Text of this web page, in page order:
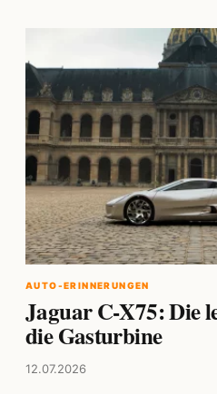
AUTO-ERINNERUNGEN
Jaguar C-X75: Die
die Gasturbine
12.07.2026